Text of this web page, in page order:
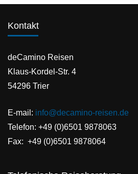
Kontakt
deCamino Reisen
Klaus-Kordel-Str. 4
54296 Trier
E-mail: info@decamino-reisen.de
Telefon: +49 (0)6501 9878063
Fax: +49 (0)6501 9878064